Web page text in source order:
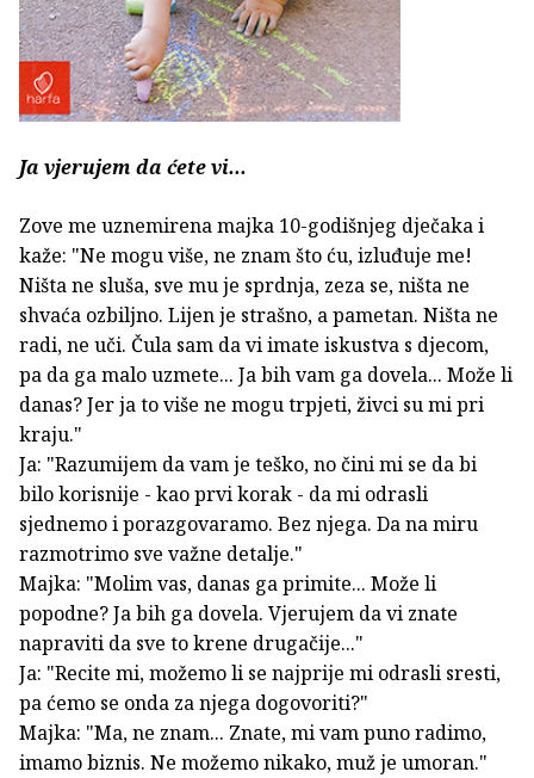
Ja vjerujem da ćete vi...
Zove me uznemirena majka 10-godišnjeg dječaka i
kaže: "Ne mogu više, ne znam što ću, izluđuje me!
Ništa ne sluša, sve mu je sprdnja, zeza se, ništa ne
shvaća ozbiljno. Lijen je strašno, a pametan. Ništa ne
radi, ne uči. Čula sam da vi imate iskustva s djecom,
pa da ga malo uzmete... Ja bih vam ga dovela... Može li
danas? Jer ja to više ne mogu trpjeti, živci su mi pri
kraju."
Ja: "Razumijem da vam je teško, no čini mi se da bi
bilo korisnije - kao prvi korak - da mi odrasli
sjednemo i porazgovaramo. Bez njega. Da na miru
razmotrimo sve važne detalje."
Majka: "Molim vas, danas ga primite... Može li
popodne? Ja bih ga dovela. Vjerujem da vi znate
napraviti da sve to krene drugačije..."
Ja: "Recite mi, možemo li se najprije mi odrasli sresti,
pa ćemo se onda za njega dogovoriti?"
Majka: "Ma, ne znam... Znate, mi vam puno radimo,
imamo biznis. Ne možemo nikako, muž je umoran."